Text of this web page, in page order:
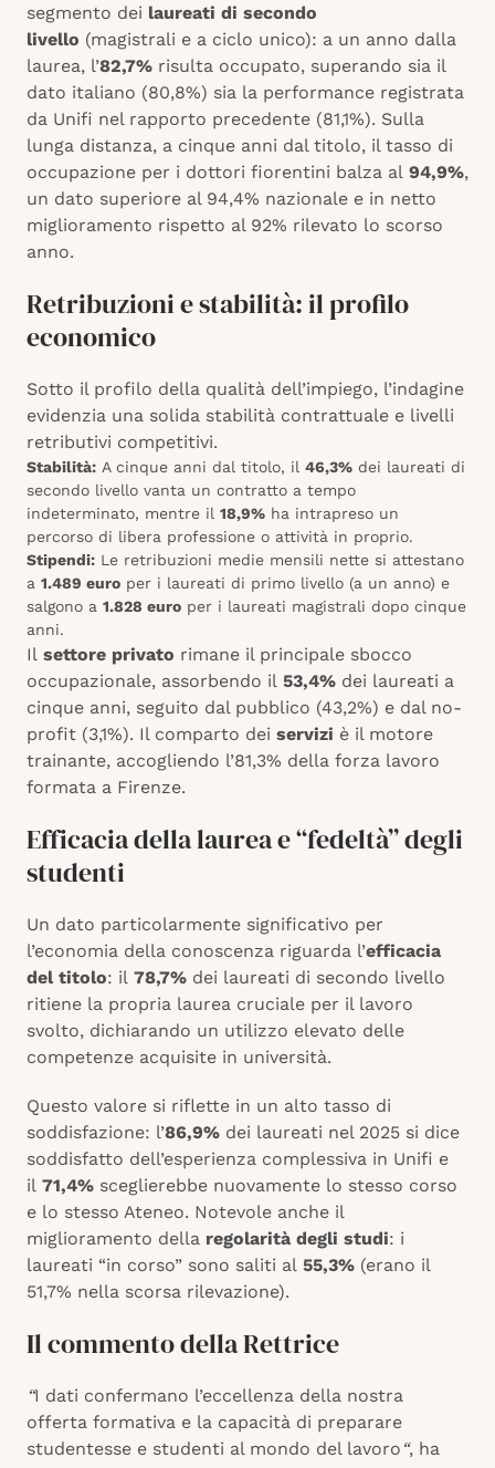
segmento dei laureati di secondo
livello (magistrali e a ciclo unico): a un anno dalla
laurea, l’82,7% risulta occupato, superando sia il
dato italiano (80,8%) sia la performance registrata
da Unifi nel rapporto precedente (81,1%). Sulla
lunga distanza, a cinque anni dal titolo, il tasso di
occupazione per i dottori fiorentini balza al 94,9%,
un dato superiore al 94,4% nazionale e in netto
miglioramento rispetto al 92% rilevato lo scorso
anno.
Retribuzioni e stabilità: il profilo
economico
Sotto il profilo della qualità dell’impiego, l’indagine
evidenzia una solida stabilità contrattuale e livelli
retributivi competitivi.
Stabilità: A cinque anni dal titolo, il 46,3% dei laureati di
secondo livello vanta un contratto a tempo
indeterminato, mentre il 18,9% ha intrapreso un
percorso di libera professione o attività in proprio.
Stipendi: Le retribuzioni medie mensili nette si attestano
a 1.489 euro per i laureati di primo livello (a un anno) e
salgono a 1.828 euro per i laureati magistrali dopo cinque
anni.
Il settore privato rimane il principale sbocco
occupazionale, assorbendo il 53,4% dei laureati a
cinque anni, seguito dal pubblico (43,2%) e dal no-
profit (3,1%). Il comparto dei servizi è il motore
trainante, accogliendo l’81,3% della forza lavoro
formata a Firenze.
Efficacia della laurea e “fedeltà” degli
studenti
Un dato particolarmente significativo per
l’economia della conoscenza riguarda l’efficacia
del titolo: il 78,7% dei laureati di secondo livello
ritiene la propria laurea cruciale per il lavoro
svolto, dichiarando un utilizzo elevato delle
competenze acquisite in università.
Questo valore si riflette in un alto tasso di
soddisfazione: l’86,9% dei laureati nel 2025 si dice
soddisfatto dell’esperienza complessiva in Unifi e
il 71,4% sceglierebbe nuovamente lo stesso corso
e lo stesso Ateneo. Notevole anche il
miglioramento della regolarità degli studi: i
laureati “in corso” sono saliti al 55,3% (erano il
51,7% nella scorsa rilevazione).
Il commento della Rettrice
“I dati confermano l’eccellenza della nostra
offerta formativa e la capacità di preparare
studentesse e studenti al mondo del lavoro “, ha